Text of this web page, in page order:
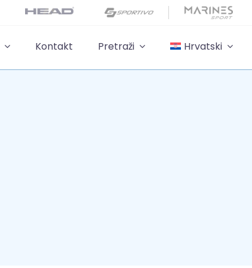
Kontakt Pretraži Hrvatski